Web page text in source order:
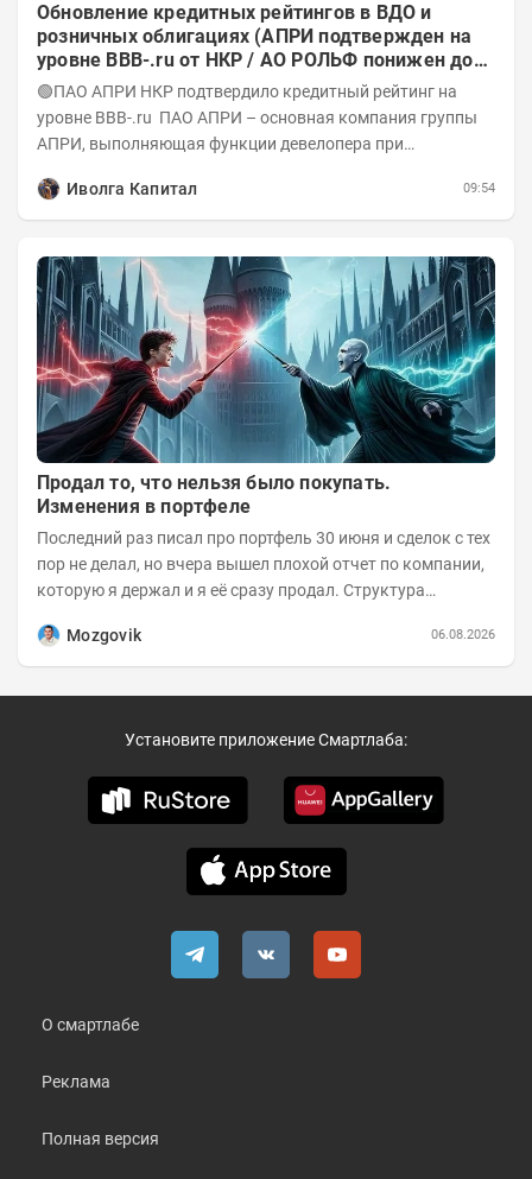
Обновление кредитных рейтингов в ВДО и
розничных облигациях (АПРИ подтвержден на
уровне BBB-.ru от НКР / АО РОЛЬФ понижен до
А-(RU) / Элит Строй присвоен на уровне BBB.ru)
🟢ПАО АПРИ НКР подтвердило кредитный рейтинг на
уровне BBB-.ru ПАО АПРИ – основная компания группы
АПРИ, выполняющая функции девелопера при
Иволга Капитал
09:54
Продал то, что нельзя было покупать.
Изменения в портфеле
Последний раз писал про портфель 30 июня и сделок с тех
пор не делал, но вчера вышел плохой отчет по компании,
которую я держал и я её сразу продал. Структура
Mozgovik
06.08.2026
Установите приложение Смартлаба:
О смартлабе
Реклама
Полная версия